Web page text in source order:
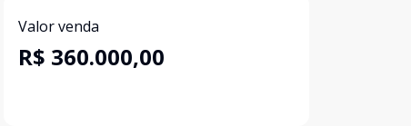
Valor venda
R$ 360.000,00